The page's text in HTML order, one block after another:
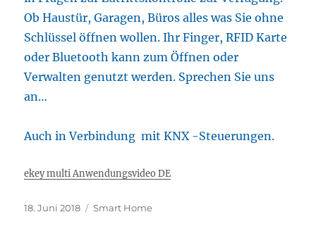
Ob Haustür, Garagen, Büros alles was Sie ohne
Schlüssel öffnen wollen. Ihr Finger, RFID Karte
oder Bluetooth kann zum Öffnen oder
Verwalten genutzt werden. Sprechen Sie uns
an…
Auch in Verbindung mit KNX -Steuerungen.
ekey multi Anwendungsvideo DE
Veröffentlicht
18. Juni 2018 Kategorien
Smart Home